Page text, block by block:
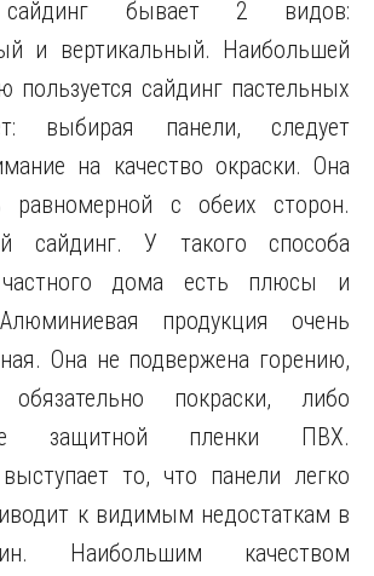
сайдинг бывает 2 видов:
и вертикальный. Наибольшей
пользуется сайдинг пастельных
выбирая панели, следует
на качество окраски. Она
с обеих сторон.
сайдинг. У такого способа
дома есть плюсы и
продукция очень
Она не подвержена горению,
покраски, либо
защитной пленки ПВХ.
то, что панели легко
к видимым недостаткам в
Наибольшим качеством